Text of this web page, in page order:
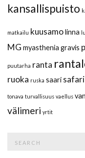
kansallispuisto
matkailu kuusamolinna
MG myasthenia gravis
puutarha ranta
ruoka ruska saari safari
tonava turvallisuus vaellus
välimeri yrtit